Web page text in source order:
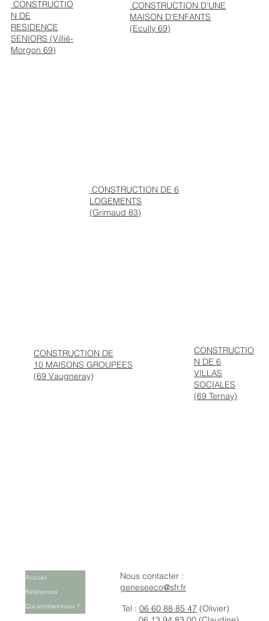
CONSTRUCTIO
N DE
RESIDENCE
SENIORS (Villié-
Morgon 69)
CONSTRUCTION D'UNE
MAISON D'ENFANTS
(Ecully 69)
CONSTRUCTION DE 6
LOGEMENTS
(Grimaud 83)
CONSTRUCTION DE
10 MAISONS GROUPEES
(69 Vaugneray)
CONSTRUCTIO
N DE 6
VILLAS
SOCIALES
(69 Ternay)
Accueil
Références
Qui sommes-nous ?
Nous contacter :
geneseeco@sfr.fr
Tel : 06 60 88 85 47 (Olivier)